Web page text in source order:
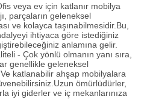
veya ev için katlanır mobilya
parçaların geleneksel
ve kolayca taşınabilmesidir.Bu,
ihtiyaca göre istediğiniz
anlamına gelir.
- Çok yönlü olmanın yanı sıra,
genellikle geleneksel
katlanabilir ahşap mobilyalara
ömürlüdürler,
iyi giderler ve iç mekanlarınıza